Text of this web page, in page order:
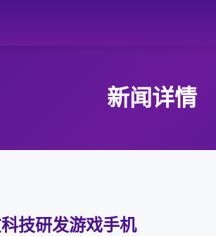
新闻详情
技研发游戏手机